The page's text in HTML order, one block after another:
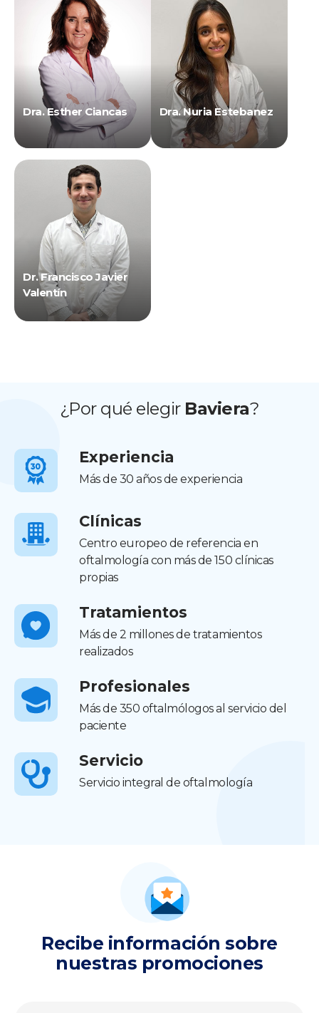
Dra. Esther Ciancas Dra. Nuria Estebanez
Dr. Francisco Javier
Valentín
¿Por qué elegir Baviera?
Experiencia
Más de 30 años de experiencia
Clínicas
Centro europeo de referencia en
oftalmología con más de 150 clínicas
propias
Tratamientos
Más de 2 millones de tratamientos
realizados
Profesionales
Más de 350 oftalmólogos al servicio del
paciente
Servicio
Servicio integral de oftalmología
Recibe información sobre
nuestras promociones